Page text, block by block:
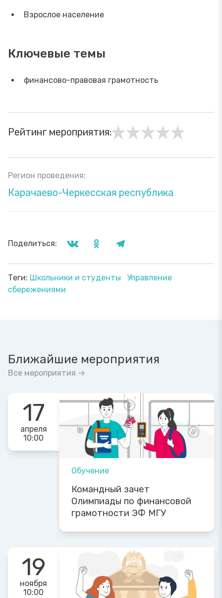
Взрослое население
Ключевые темы
финансово-правовая грамотность
Рейтинг мероприятия:
Регион проведения:
Карачаево-Черкесская республика
Поделиться:
Теги: Школьники и студенты
Управление
сбережениями
Ближайшие мероприятия
Все мероприятия →
17
апреля
10:00
Обучение
Командный зачет
Олимпиады по финансовой
грамотности ЭФ МГУ
19
ноября
10:00